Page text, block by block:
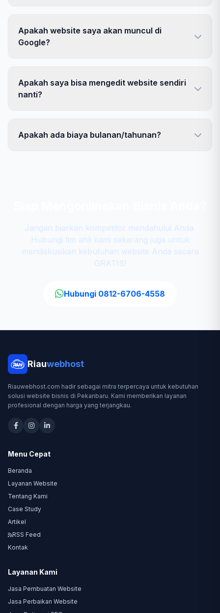
Apakah website saya akan muncul di
Google?
Apakah saya bisa mengedit website sendiri
nanti?
Apakah ada biaya bulanan/tahunan?
Jangan biarkan kompetitor mendahului Anda.
Hubungi tim ahli kami sekarang juga untuk
mendiskusikan kebutuhan website Anda secara
GRATIS!
Hubungi 0812-6706-4558
Riauwebhost
Riauwebhost.com hadir sebagai mitra terpercaya untuk kebutuhan
solusi website bisnis di Pekanbaru. Kami memberikan layanan
profesional dengan harga yang terjangkau.
Menu Cepat
Beranda
Layanan Website
Tentang Kami
Case Study
Artikel
RSS Feed
Kontak
Layanan Kami
Jasa Pembuatan Website
Jasa Perbaikan Website